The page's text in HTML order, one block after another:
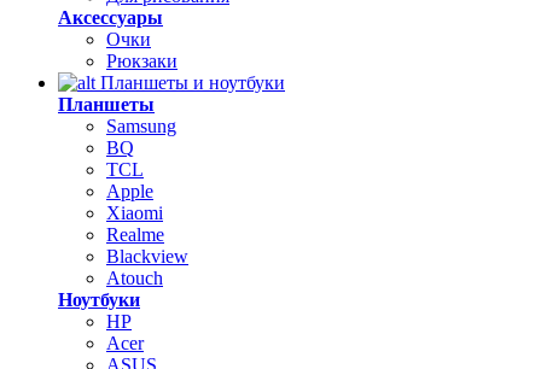
Аксессуары
Очки
Рюкзаки
Планшеты и ноутбуки
Планшеты
Samsung
BQ
TCL
Apple
Xiaomi
Realme
Blackview
Atouch
Ноутбуки
HP
Acer
ASUS